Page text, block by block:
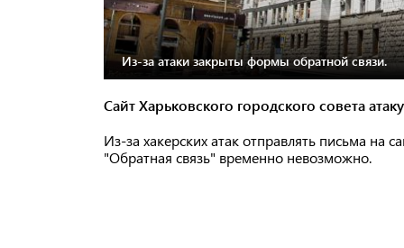
Из-за атаки закрыты формы обратной связи.
Сайт Харьковского городского совета
Из-за хакерских атак отправлять письма на
"Обратная связь" временно невозможно.